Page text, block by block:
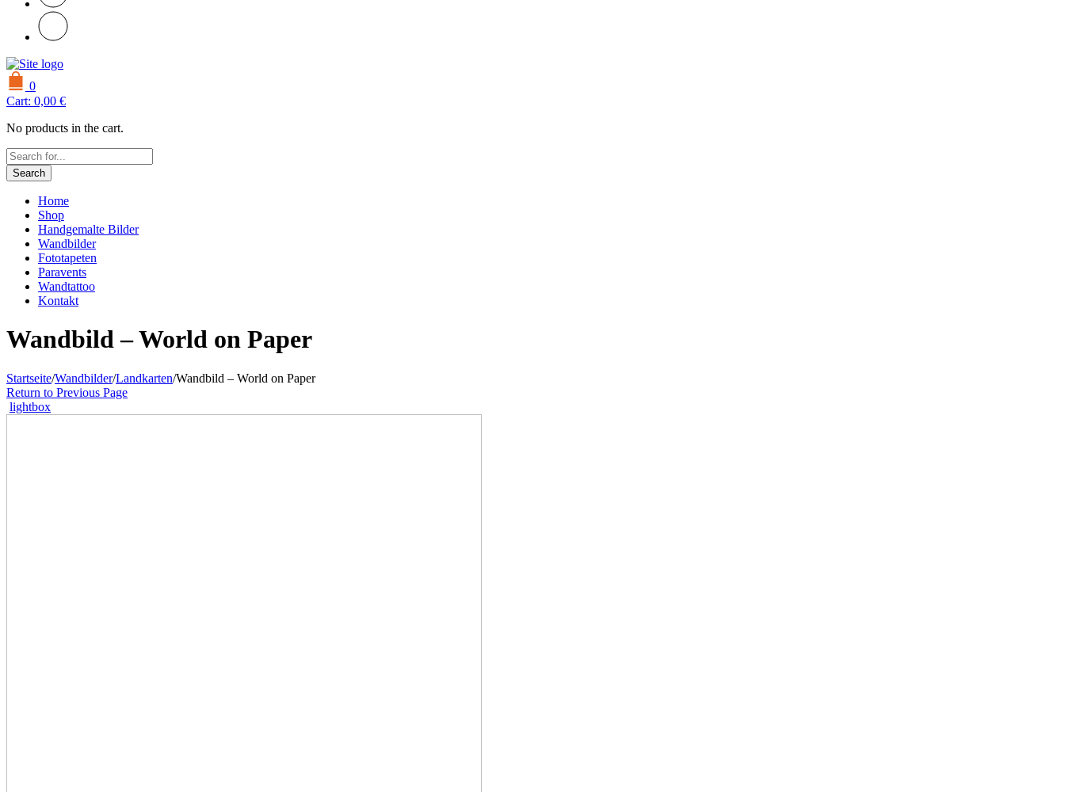
0
Cart: 0,00 €
No products in the cart.
Search
Home
Shop
Handgemalte Bilder
Wandbilder
Fototapeten
Paravents
Wandtattoo
Kontakt
Wandbild – World on Paper
Startseite/Wandbilder/Landkarten/Wandbild – World on Paper
Return to Previous Page
lightbox